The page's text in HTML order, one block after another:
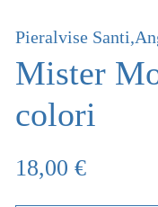
Pieralvise
Mister
colori
18,00 €